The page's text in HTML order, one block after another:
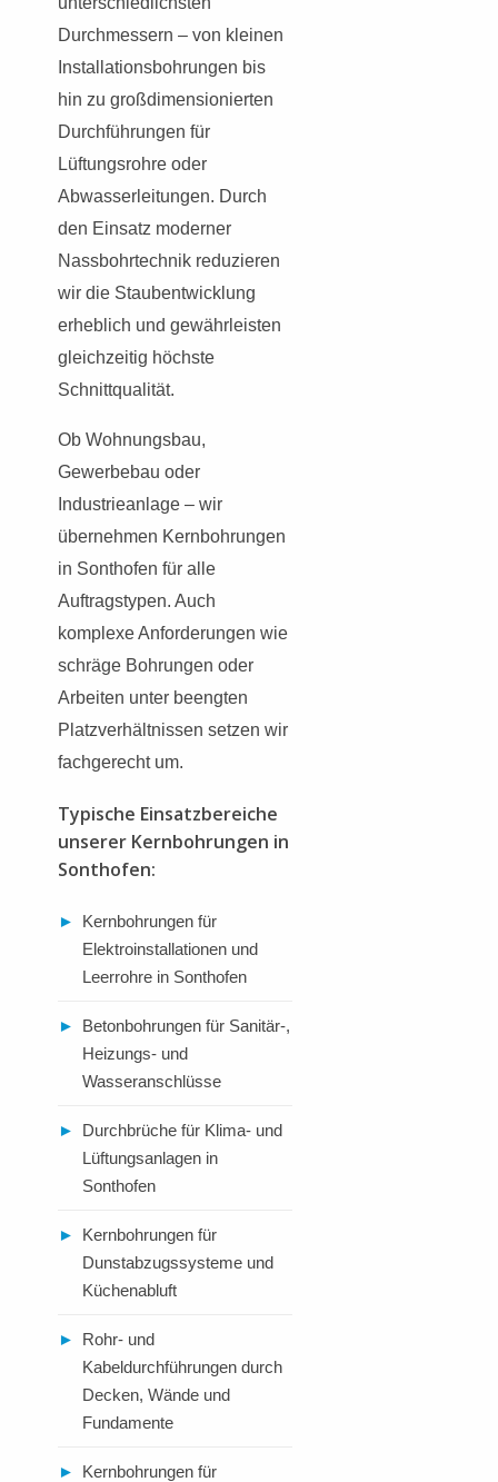
Durchmessern – von kleinen
Installationsbohrungen bis
hin zu großdimensionierten
Durchführungen für
Lüftungsrohre oder
Abwasserleitungen. Durch
den Einsatz moderner
Nassbohrtechnik reduzieren
wir die Staubentwicklung
erheblich und gewährleisten
gleichzeitig höchste
Schnittqualität.
Ob Wohnungsbau,
Gewerbebau oder
Industrieanlage – wir
übernehmen Kernbohrungen
in Sonthofen für alle
Auftragstypen. Auch
komplexe Anforderungen wie
schräge Bohrungen oder
Arbeiten unter beengten
Platzverhältnissen setzen wir
fachgerecht um.
Typische Einsatzbereiche
unserer Kernbohrungen in
Sonthofen:
►
Kernbohrungen für
Elektroinstallationen und
Leerrohre in Sonthofen
►
Betonbohrungen für Sanitär-,
Heizungs- und
Wasseranschlüsse
►
Durchbrüche für Klima- und
Lüftungsanlagen in
Sonthofen
►
Kernbohrungen für
Dunstabzugssysteme und
Küchenabluft
►
Rohr- und
Kabeldurchführungen durch
Decken, Wände und
Fundamente
►
Kernbohrungen für